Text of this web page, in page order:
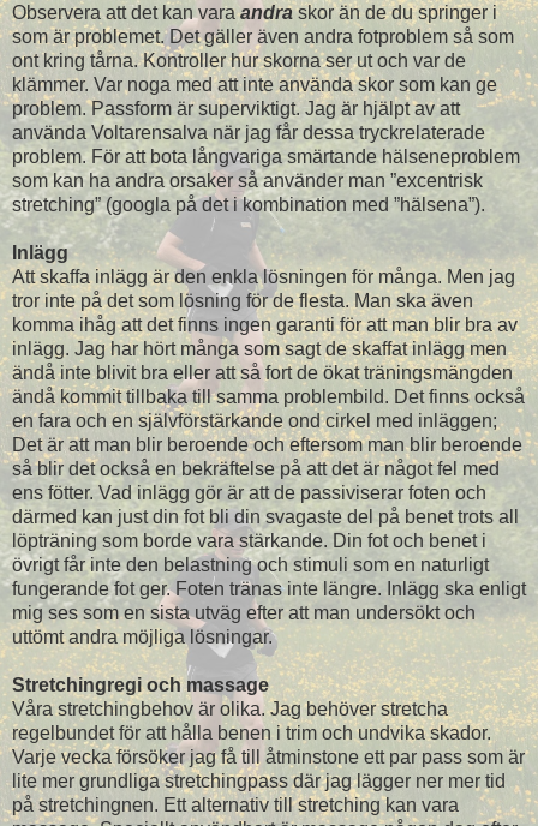
Observera att det kan varaandraskor än de du springer i
som är problemet. Det gäller även andra fotproblem så som
ont kring tårna. Kontroller hur skorna ser ut och var de
klämmer. Var noga med att inte använda skor som kan ge
problem. Passform är superviktigt. Jag är hjälpt av att
använda Voltarensalva när jag får dessa tryckrelaterade
problem. För att bota långvariga smärtande hälseneproblem
som kan ha andra orsaker så använder man ”excentrisk
stretching” (googla på det i kombination med ”hälsena”).
Inlägg
Att skaffa inlägg är den enkla lösningen för många. Men jag
tror inte på det som lösning för de flesta. Man ska även
komma ihåg att det finns ingen garanti för att man blir bra av
inlägg. Jag har hört många som sagt de skaffat inlägg men
ändå inte blivit bra eller att så fort de ökat träningsmängden
ändå kommit tillbaka till samma problembild. Det finns också
en fara och en självförstärkande ond cirkel med inläggen;
Det är att man blir beroende och eftersom man blir beroende
så blir det också en bekräftelse på att det är något fel med
ens fötter. Vad inlägg gör är att de passiviserar foten och
därmed kan just din fot bli din svagaste del på benet trots all
löpträning som borde vara stärkande. Din fot och benet i
övrigt får inte den belastning och stimuli som en naturligt
fungerande fot ger. Foten tränas inte längre. Inlägg ska enligt
mig ses som en sista utväg efter att man undersökt och
uttömt andra möjliga lösningar.
Stretchingregi och massage
Våra stretchingbehov är olika. Jag behöver stretcha
regelbundet för att hålla benen i trim och undvika skador.
Varje vecka försöker jag få till åtminstone ett par pass som är
lite mer grundliga stretchingpass där jag lägger ner mer tid
på stretchingnen. Ett alternativ till stretching kan vara